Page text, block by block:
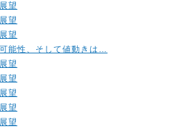
望
望
望
能性、そして値動きは…
望
望
望
望
望